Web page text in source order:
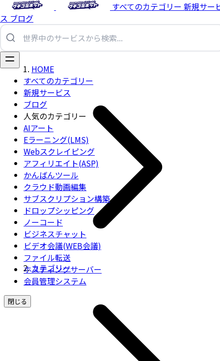
すべてのカテゴリー 新規サー
ス ブログ
すべてのカテゴリー
新規サービス
ブログ
人気のカテゴリー
AIアート
Eラーニング(LMS)
Webスクレイピング
アフィリエイト(ASP)
かんばんツール
クラウド動画編集
サブスクリプション構築
ドロップシッピング
ノーコード
ビジネスチャット
ビデオ会議(WEB会議)
ファイル転送
ホスティングサーバー
会員管理システム
閉じる
HOME
カテゴリー